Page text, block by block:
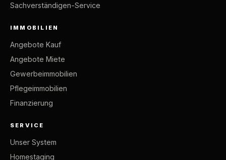
Sachverständigen-Service
IMMOBILIEN
Angebote Kauf
Angebote Miete
Gewerbeimmobilien
Pflegeimmobilien
Finanzierung
SERVICE
Unser System
Homestaging